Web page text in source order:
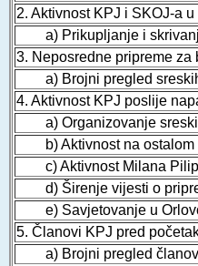
2. Aktivnost KPJ i SKOJ-a
a) Prikupljanje i
3. Neposredne pripreme za
a) Brojni pregled sreskih
4. Aktivnost KPJ poslije
a) Organizovanje sreskih
b) Aktivnost na ostalom
c) Aktivnost Milana
d) Širenje vijesti o
e) Savjetovanje u
5. Članovi KPJ pred
a) Brojni pregled